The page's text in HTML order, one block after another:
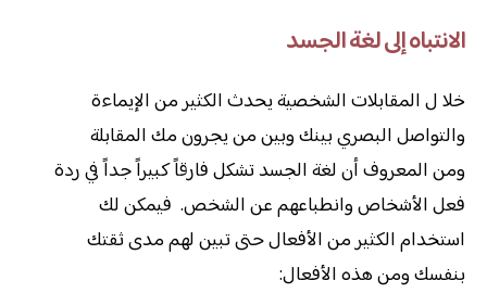
الانتباه إلى لغة الجسد
خلا ل المقابلات الشخصية يحدث الكثير من الإيماءة
والتواصل البصري بينك وبين من يجرون مك المقابلة
ومن المعروف أن لغة الجسد تشكل فارقاً كبيراً جداً في ردة
فعل الأشخاص وانطباعهم عن الشخص. فيمكن لك
استخدام الكثير من الأفعال حتى تبين لهم مدى ثقتك
بنفسك ومن هذه الأفعال: